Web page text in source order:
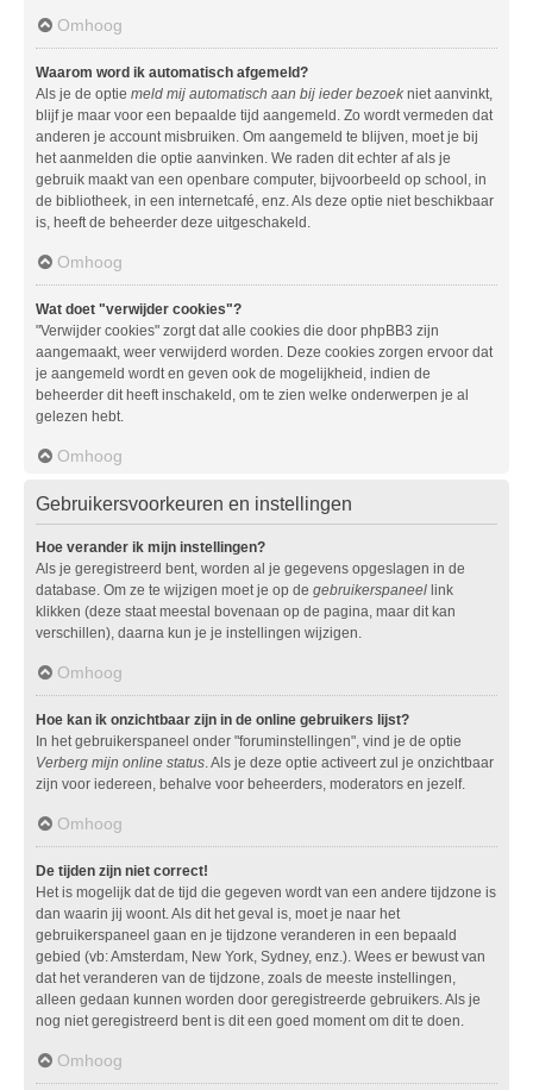
Omhoog
Waarom word ik automatisch afgemeld?
Als je de optie meld mij automatisch aan bij ieder bezoek niet aanvinkt,
blijf je maar voor een bepaalde tijd aangemeld. Zo wordt vermeden dat
anderen je account misbruiken. Om aangemeld te blijven, moet je bij
het aanmelden die optie aanvinken. We raden dit echter af als je
gebruik maakt van een openbare computer, bijvoorbeeld op school, in
de bibliotheek, in een internetcafé, enz. Als deze optie niet beschikbaar
is, heeft de beheerder deze uitgeschakeld.
Omhoog
Wat doet "verwijder cookies"?
"Verwijder cookies" zorgt dat alle cookies die door phpBB3 zijn
aangemaakt, weer verwijderd worden. Deze cookies zorgen ervoor dat
je aangemeld wordt en geven ook de mogelijkheid, indien de
beheerder dit heeft inschakeld, om te zien welke onderwerpen je al
gelezen hebt.
Omhoog
Gebruikersvoorkeuren en instellingen
Hoe verander ik mijn instellingen?
Als je geregistreerd bent, worden al je gegevens opgeslagen in de
database. Om ze te wijzigen moet je op de gebruikerspaneel link
klikken (deze staat meestal bovenaan op de pagina, maar dit kan
verschillen), daarna kun je je instellingen wijzigen.
Omhoog
Hoe kan ik onzichtbaar zijn in de online gebruikers lijst?
In het gebruikerspaneel onder "foruminstellingen", vind je de optie
Verberg mijn online status. Als je deze optie activeert zul je onzichtbaar
zijn voor iedereen, behalve voor beheerders, moderators en jezelf.
Omhoog
De tijden zijn niet correct!
Het is mogelijk dat de tijd die gegeven wordt van een andere tijdzone is
dan waarin jij woont. Als dit het geval is, moet je naar het
gebruikerspaneel gaan en je tijdzone veranderen in een bepaald
gebied (vb: Amsterdam, New York, Sydney, enz.). Wees er bewust van
dat het veranderen van de tijdzone, zoals de meeste instellingen,
alleen gedaan kunnen worden door geregistreerde gebruikers. Als je
nog niet geregistreerd bent is dit een goed moment om dit te doen.
Omhoog